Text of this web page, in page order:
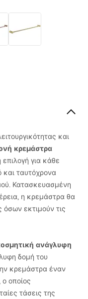
και
κρεμάστρα
επιλογή για κάθε
ταυτόχρονα
Κατασκευασμένη
η κρεμάστρα θα
όσων εκτιμούν τις
ανάγλυφη
δομή του
κρεμάστρα έναν
οποίος
τάσεις της